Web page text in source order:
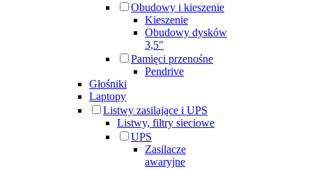
Obudowy i kieszenie
Kieszenie
Obudowy dysków
3,5"
Pamięci przenośne
Pendrive
Głośniki
Laptopy
Listwy zasilające i UPS
Listwy, filtry sieciowe
UPS
Zasilacze
awaryjne